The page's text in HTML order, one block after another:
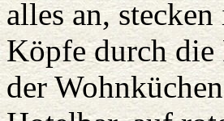
alles an, stecken
Köpfe durch die
der